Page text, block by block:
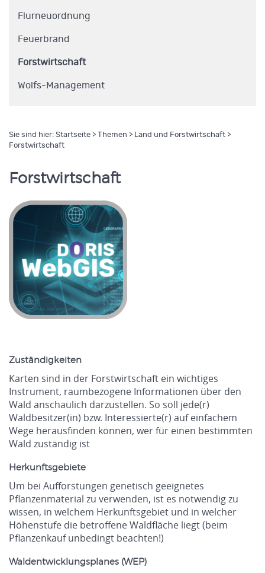
Flurneuordnung
Feuerbrand
Forstwirtschaft
Wolfs-Management
Sie sind hier: Startseite > Themen > Land und Forstwirtschaft >
Forstwirtschaft
Forstwirtschaft
Zuständigkeiten
Karten sind in der Forstwirtschaft ein wichtiges
Instrument, raumbezogene Informationen über den
Wald anschaulich darzustellen. So soll jede(r)
Waldbesitzer(in) bzw. Interessierte(r) auf einfachem
Wege herausfinden können, wer für einen bestimmten
Wald zuständig ist
Herkunftsgebiete
Um bei Aufforstungen genetisch geeignetes
Pflanzenmaterial zu verwenden, ist es notwendig zu
wissen, in welchem Herkunftsgebiet und in welcher
Höhenstufe die betroffene Waldfläche liegt (beim
Pflanzenkauf unbedingt beachten!)
Waldentwicklungsplanes (WEP)